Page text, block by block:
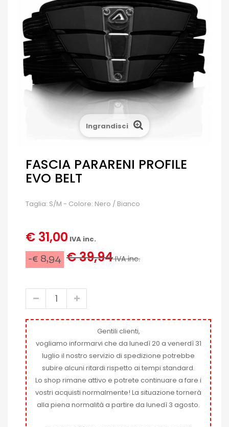
Ingrandisci
FASCIA PARARENI PROFILE
EVO BELT
Taglia: S/M - Colore: Nero / Bianco
€ 31,00 IVA inc.
-€ 8,94 € 39,94IVA inc.
Gentili clienti,
vogliamo informarvi che da lunedì 20 a venerdì 31
luglio il nostro servizio di spedizione potrebbe
subire alcuni ritardi rispetto ai tempi standard.
Lo shop rimane attivo e potrete continuare a fare i
vostri acquisti normalmente! La situazione tornerà
alla piena normalità a partire da lunedì 3 agosto.